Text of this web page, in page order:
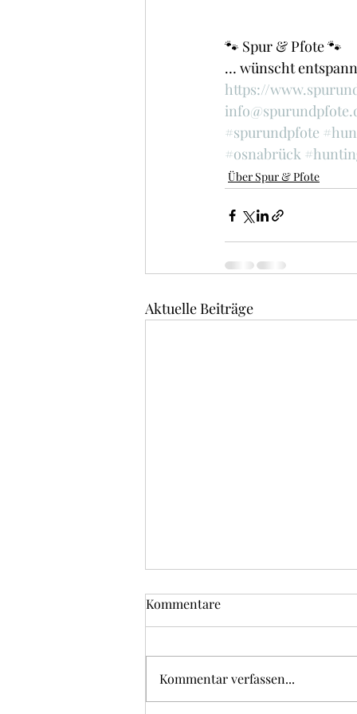
🐾 Spur & Pfote 🐾
… wünscht
https://
#spurundpfote
#osnabrück
Über Spur & Pfote
Aktuelle Beiträge
Online-Weiterbildung zum
🎓🐶
teil – 🚀integratives Lernen -
Lernbausteine mit Donna Hill ✨
Kommentare
Kommentar verfassen...